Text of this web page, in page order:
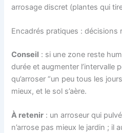
arrosage discret (plantes qui
Encadrés pratiques : décisions
Conseil : si une zone reste
durée et augmenter l’intervalle
qu’arroser “un peu tous les
mieux, et le sol s’aère.
À retenir : un arroseur qui
n’arrose pas mieux le jardin ; il